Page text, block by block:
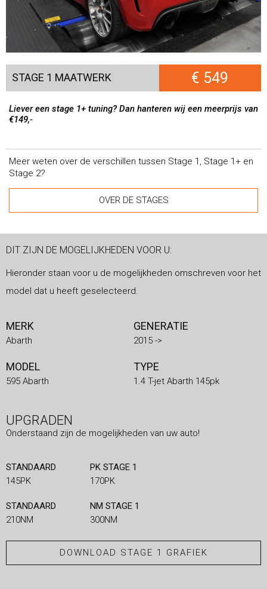
STAGE 1 MAATWERK € 549
Liever een stage 1+ tuning? Dan hanteren wij een meerprijs van
€149,-
Meer weten over de verschillen tussen Stage 1, Stage 1+ en
Stage 2?
OVER DE STAGES
DIT ZIJN DE MOGELIJKHEDEN VOOR U:
Hieronder staan voor u de mogelijkheden omschreven voor het
model dat u heeft geselecteerd.
MERK
Abarth
GENERATIE
2015 ->
MODEL
595 Abarth
TYPE
1.4 T-jet Abarth 145pk
UPGRADEN
Onderstaand zijn de mogelijkheden van uw auto!
STANDAARD
145PK
PK STAGE 1
170PK
STANDAARD
210NM
NM STAGE 1
300NM
DOWNLOAD STAGE 1 GRAFIEK